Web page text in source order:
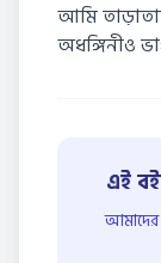
আমি
অধঙ্গিনীও
এই
আমাদের